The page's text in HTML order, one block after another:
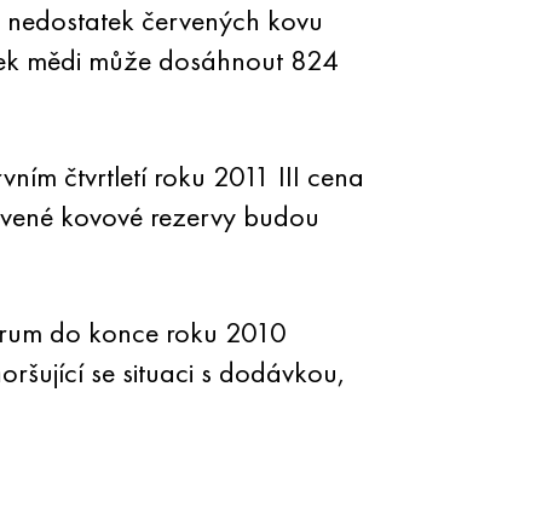
červených kovu
mědi může dosáhnout 824
čtvrtletí roku 2011 III cena
kovové rezervy budou
do konce roku 2010
se situaci s dodávkou,